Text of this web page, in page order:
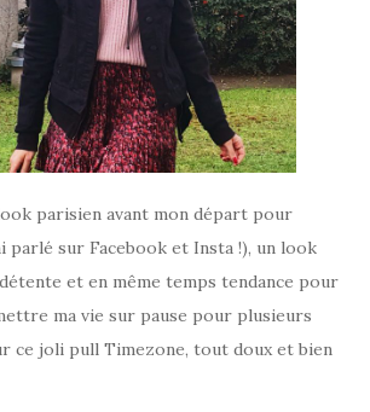
parisien avant mon départ pour
parlé sur Facebook et Insta !), un look
et en même temps tendance pour
ma vie sur pause pour plusieurs
ce joli pull Timezone, tout doux et bien